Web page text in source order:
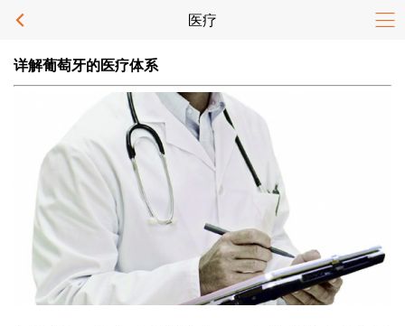
医疗
详解葡萄牙的医疗体系